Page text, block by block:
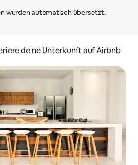
deine Unterkunft auf Airbnb